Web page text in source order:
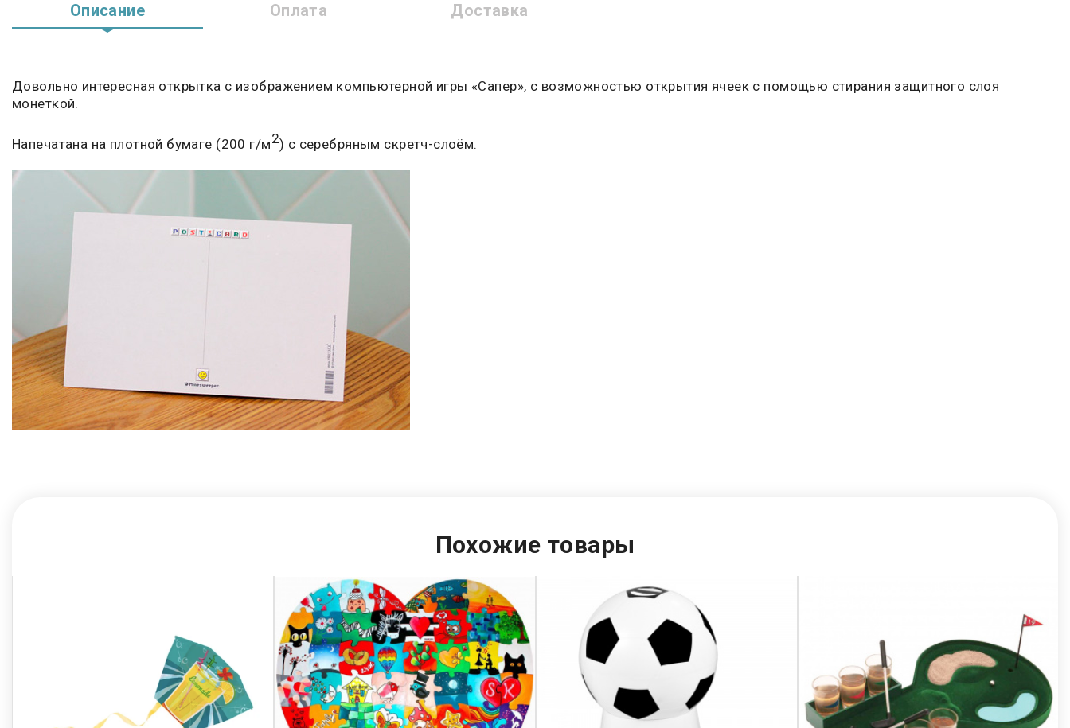
Описание Оплата Доставка
Довольно интересная открытка с изображением компьютерной игры «Сапер», с возможностью открытия ячеек с помощью стирания защитного слоя
монеткой.
Напечатана на плотной бумаге (200 г/м2) с серебряным скретч-слоём.
Похожие товары